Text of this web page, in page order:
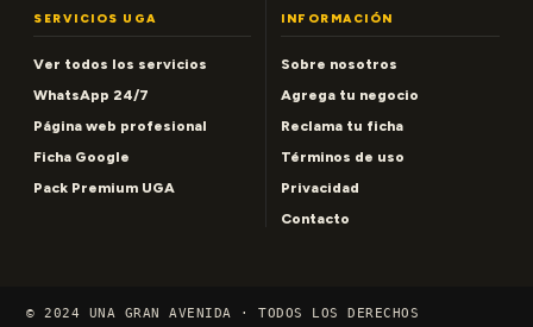
SERVICIOS UGA
Ver todos los servicios
WhatsApp 24/7
Página web profesional
Ficha Google
Pack Premium UGA
INFORMACIÓN
Sobre nosotros
Agrega tu negocio
Reclama tu ficha
Términos de uso
Privacidad
Contacto
© 2024 UNA GRAN AVENIDA · TODOS LOS DERECHOS